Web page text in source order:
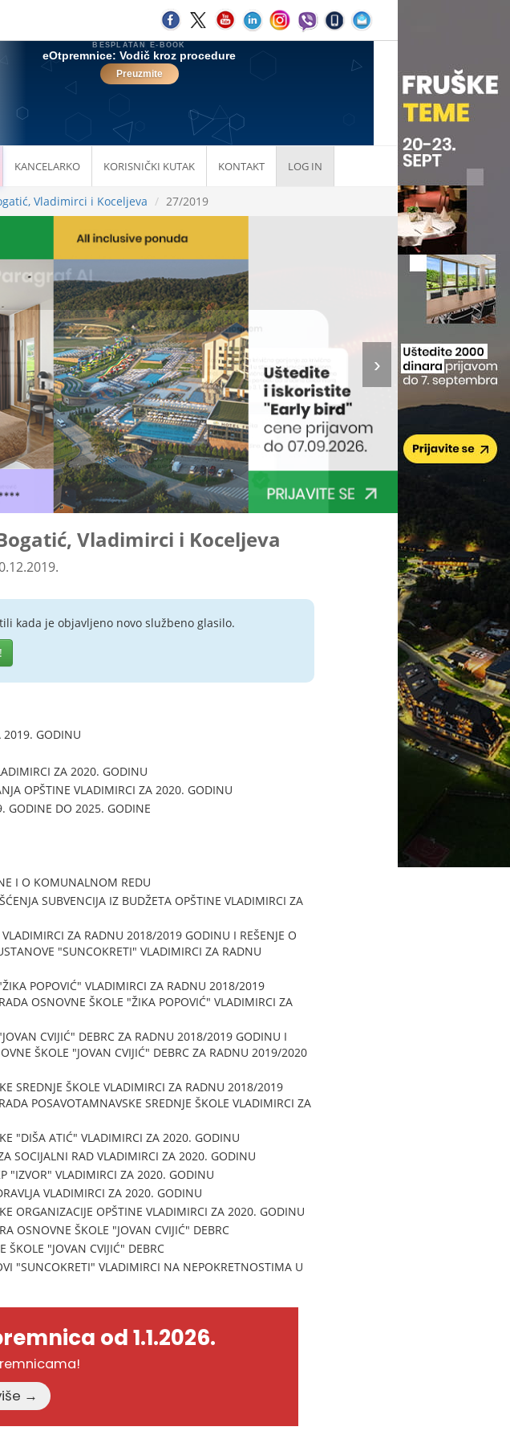
KANCELARKO KORISNIČKI KUTAK KONTAKT LOG IN
Vladimirci i Koceljeva 27/2019
Vladimirci i Koceljeva
kada je objavljeno novo službeno glasilo.
2019. GODINU
ZA 2020. GODINU
OPŠTINE VLADIMIRCI ZA 2020. GODINU
GODINE DO 2025. GODINE
I O KOMUNALNOM REDU
SUBVENCIJA IZ BUDŽETA OPŠTINE VLADIMIRCI ZA
ZA RADNU 2018/2019 GODINU I REŠENJE O
"SUNCOKRETI" VLADIMIRCI ZA RADNU
POPOVIĆ" VLADIMIRCI ZA RADNU 2018/2019
OSNOVNE ŠKOLE "ŽIKA POPOVIĆ" VLADIMIRCI ZA
CVIJIĆ" DEBRC ZA RADNU 2018/2019 GODINU I
ŠKOLE "JOVAN CVIJIĆ" DEBRC ZA RADNU 2019/2020
SREDNJE ŠKOLE VLADIMIRCI ZA RADNU 2018/2019
POSAVOTAMNAVSKE SREDNJE ŠKOLE VLADIMIRCI ZA
"DIŠA ATIĆ" VLADIMIRCI ZA 2020. GODINU
SOCIJALNI RAD VLADIMIRCI ZA 2020. GODINU
"IZVOR" VLADIMIRCI ZA 2020. GODINU
VLADIMIRCI ZA 2020. GODINU
ORGANIZACIJE OPŠTINE VLADIMIRCI ZA 2020. GODINU
OSNOVNE ŠKOLE "JOVAN CVIJIĆ" DEBRC
ŠKOLE "JOVAN CVIJIĆ" DEBRC
"SUNCOKRETI" VLADIMIRCI NA NEPOKRETNOSTIMA U
od 1.1.2026.
Pročitajte više →